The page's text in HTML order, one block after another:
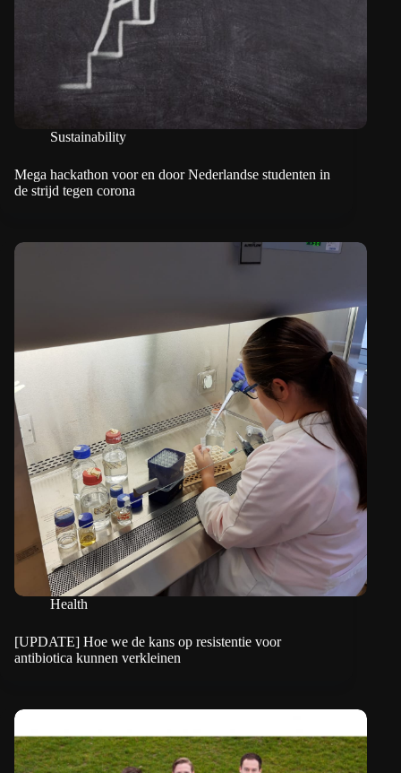
Sustainability
Mega hackathon voor en door Nederlandse studenten in
de strijd tegen corona
Health
[UPDATE] Hoe we de kans op resistentie voor
antibiotica kunnen verkleinen